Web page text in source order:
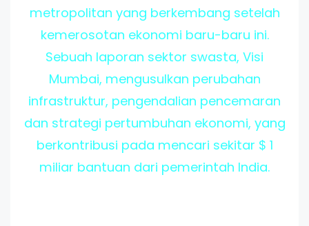
metropolitan yang berkembang setelah
kemerosotan ekonomi baru-baru ini.
Sebuah laporan sektor swasta, Visi
Mumbai, mengusulkan perubahan
infrastruktur, pengendalian pencemaran
dan strategi pertumbuhan ekonomi, yang
berkontribusi pada mencari sekitar $ 1
miliar bantuan dari pemerintah India.